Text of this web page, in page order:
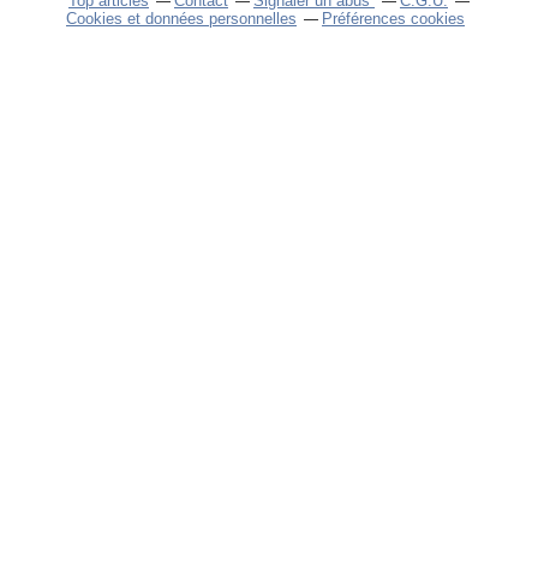
Cookies et données personnelles
Préférences cookies